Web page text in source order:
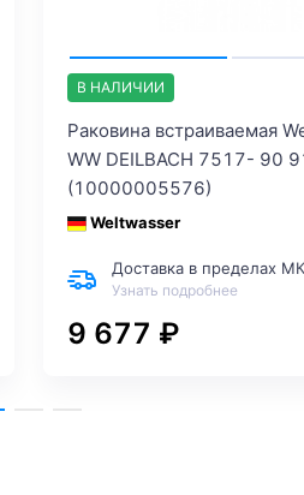
В НАЛИЧИИ
Раковина встраиваемая
WW DEILBACH 7517- 90
(10000005576)
Weltwasser
Доставка в пределах
Узнать подробнее
9 677 ₽